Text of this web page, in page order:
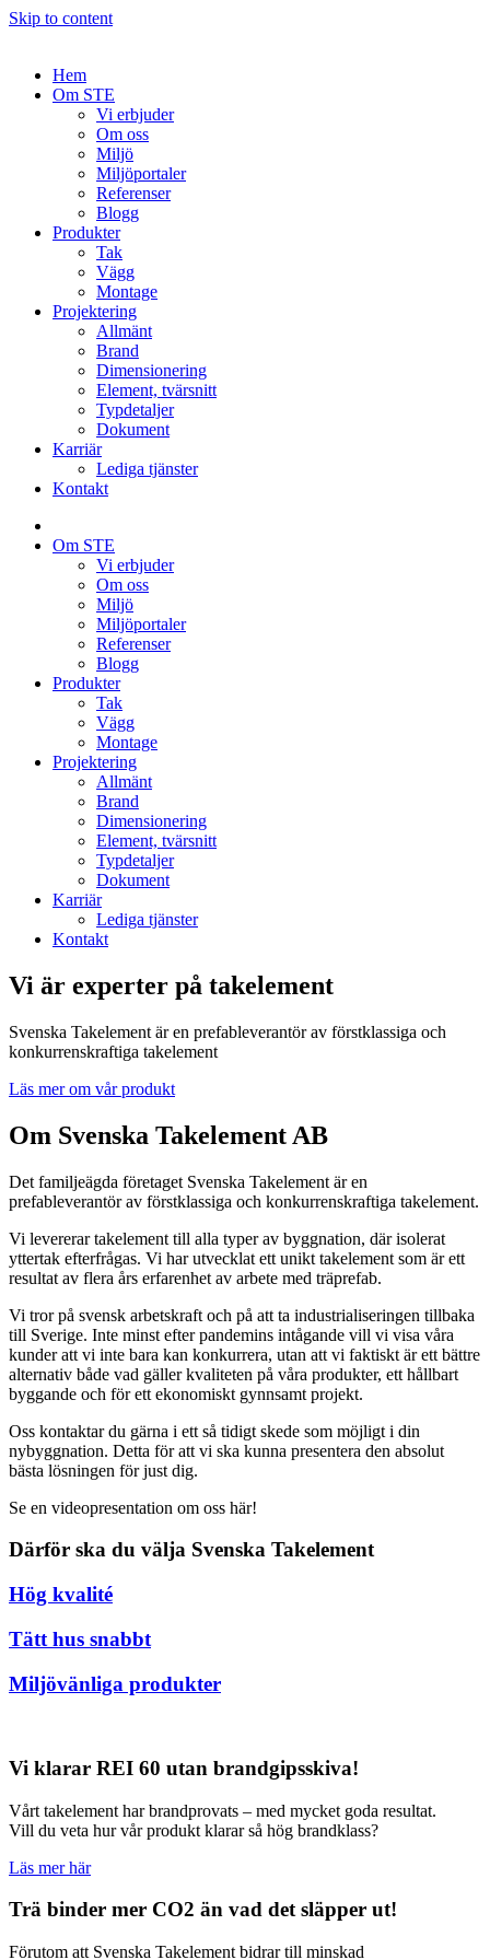
Skip to content
Hem
Om STE
Vi erbjuder
Om oss
Miljö
Miljöportaler
Referenser
Blogg
Produkter
Tak
Vägg
Montage
Projektering
Allmänt
Brand
Dimensionering
Element, tvärsnitt
Typdetaljer
Dokument
Karriär
Lediga tjänster
Kontakt
Om STE
Vi erbjuder
Om oss
Miljö
Miljöportaler
Referenser
Blogg
Produkter
Tak
Vägg
Montage
Projektering
Allmänt
Brand
Dimensionering
Element, tvärsnitt
Typdetaljer
Dokument
Karriär
Lediga tjänster
Kontakt
Vi är experter på takelement
Svenska Takelement är en prefableverantör av förstklassiga och
konkurrenskraftiga takelement
Läs mer om vår produkt
Om Svenska Takelement AB
Det familjeägda företaget Svenska Takelement är en
prefableverantör av förstklassiga och konkurrenskraftiga takelement.
Vi levererar takelement till alla typer av byggnation, där isolerat
yttertak efterfrågas. Vi har utvecklat ett unikt takelement som är ett
resultat av flera års erfarenhet av arbete med träprefab.
Vi tror på svensk arbetskraft och på att ta industrialiseringen tillbaka
till Sverige. Inte minst efter pandemins intågande vill vi visa våra
kunder att vi inte bara kan konkurrera, utan att vi faktiskt är ett bättre
alternativ både vad gäller kvaliteten på våra produkter, ett hållbart
byggande och för ett ekonomiskt gynnsamt projekt.
Oss kontaktar du gärna i ett så tidigt skede som möjligt i din
nybyggnation. Detta för att vi ska kunna presentera den absolut
bästa lösningen för just dig.
Se en videopresentation om oss här!
Därför ska du välja Svenska Takelement
Hög kvalité
Tätt hus snabbt
Miljövänliga produkter
Vi klarar REI 60 utan brandgipsskiva!
Vårt takelement har brandprovats – med mycket goda resultat.
Vill du veta hur vår produkt klarar så hög brandklass?
Läs mer här
Trä binder mer CO2 än vad det släpper ut!
Förutom att Svenska Takelement bidrar till minskad